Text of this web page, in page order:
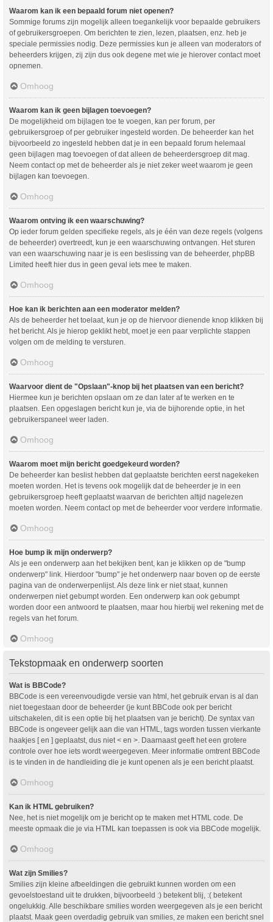
Waarom kan ik een bepaald forum niet openen?
Sommige forums zijn mogelijk alleen toegankelijk voor bepaalde gebruikers
of gebruikersgroepen. Om berichten te zien, lezen, plaatsen, enz. heb je
speciale permissies nodig. Deze permissies kun je alleen van moderators of
beheerders krijgen, zij zijn dus ook degene met wie je hierover contact moet
opnemen.
Omhoog
Waarom kan ik geen bijlagen toevoegen?
De mogelijkheid om bijlagen toe te voegen, kan per forum, per
gebruikersgroep of per gebruiker ingesteld worden. De beheerder kan het
bijvoorbeeld zo ingesteld hebben dat je in een bepaald forum helemaal
geen bijlagen mag toevoegen of dat alleen de beheerdersgroep dit mag.
Neem contact op met de beheerder als je niet zeker weet waarom je geen
bijlagen kan toevoegen.
Omhoog
Waarom ontving ik een waarschuwing?
Op ieder forum gelden specifieke regels, als je één van deze regels (volgens
de beheerder) overtreedt, kun je een waarschuwing ontvangen. Het sturen
van een waarschuwing naar je is een beslissing van de beheerder, phpBB
Limited heeft hier dus in geen geval iets mee te maken.
Omhoog
Hoe kan ik berichten aan een moderator melden?
Als de beheerder het toelaat, kun je op de hiervoor dienende knop klikken bij
het bericht. Als je hierop geklikt hebt, moet je een paar verplichte stappen
volgen om de melding te versturen.
Omhoog
Waarvoor dient de "Opslaan"-knop bij het plaatsen van een bericht?
Hiermee kun je berichten opslaan om ze dan later af te werken en te
plaatsen. Een opgeslagen bericht kun je, via de bijhorende optie, in het
gebruikerspaneel weer laden.
Omhoog
Waarom moet mijn bericht goedgekeurd worden?
De beheerder kan beslist hebben dat geplaatste berichten eerst nagekeken
moeten worden. Het is tevens ook mogelijk dat de beheerder je in een
gebruikersgroep heeft geplaatst waarvan de berichten altijd nagelezen
moeten worden. Neem contact op met de beheerder voor verdere informatie.
Omhoog
Hoe bump ik mijn onderwerp?
Als je een onderwerp aan het bekijken bent, kan je klikken op de "bump
onderwerp" link. Hierdoor "bump" je het onderwerp naar boven op de eerste
pagina van de onderwerpenlijst. Als deze link er niet staat, kunnen
onderwerpen niet gebumpt worden. Een onderwerp kan ook gebumpt
worden door een antwoord te plaatsen, maar hou hierbij wel rekening met de
regels van het forum.
Omhoog
Tekstopmaak en onderwerp soorten
Wat is BBCode?
BBCode is een vereenvoudigde versie van html, het gebruik ervan is al dan
niet toegestaan door de beheerder (je kunt BBCode ook per bericht
uitschakelen, dit is een optie bij het plaatsen van je bericht). De syntax van
BBCode is ongeveer gelijk aan die van HTML, tags worden tussen vierkante
haakjes [ en ] geplaatst, dus niet < en >. Daarnaast geeft het een grotere
controle over hoe iets wordt weergegeven. Meer informatie omtrent BBCode
is te vinden in de handleiding die je kunt openen als je een bericht plaatst.
Omhoog
Kan ik HTML gebruiken?
Nee, het is niet mogelijk om je bericht op te maken met HTML code. De
meeste opmaak die je via HTML kan toepassen is ook via BBCode mogelijk.
Omhoog
Wat zijn Smilies?
Smilies zijn kleine afbeeldingen die gebruikt kunnen worden om een
gevoelstoestand uit te drukken, bijvoorbeeld :) betekent blij, :( betekent
ongelukkig. Alle beschikbare smilies worden weergegeven als je een bericht
plaatst. Maak geen overdadig gebruik van smilies, ze maken een bericht snel